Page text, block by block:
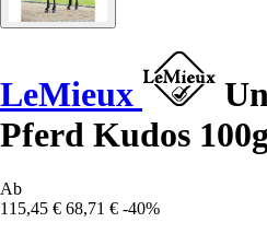
LeMieux
Pferd Kudos
Ab
115,45 € 68,71 € -40%